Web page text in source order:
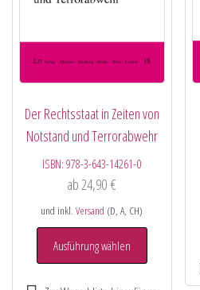
Der Rechtsstaat in Zeiten von
Notstand und Terrorabwehr
ISBN:978-3-643-14261-0
ab24,90€
und inkl.Versand (D, A, CH)
Ausführung wählen